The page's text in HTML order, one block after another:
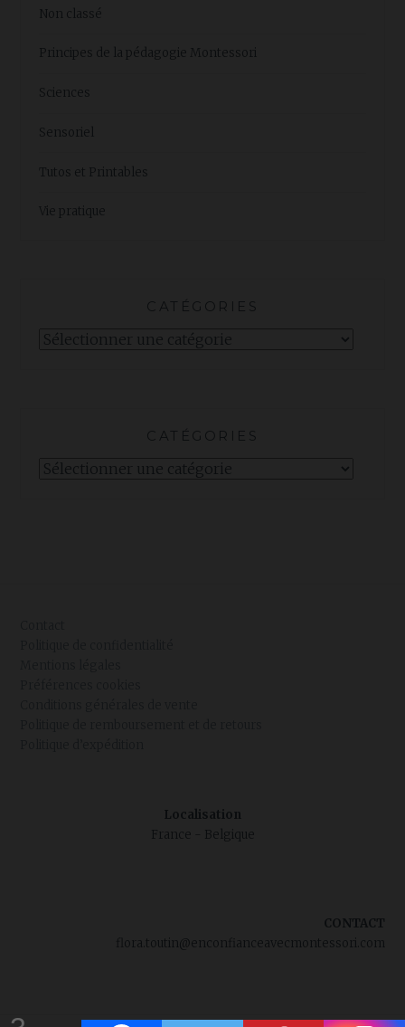
Non classé
Principes de la pédagogie Montessori
Sciences
Sensoriel
Tutos et Printables
Vie pratique
CATÉGORIES
Catégories
CATÉGORIES
Catégories
Localisation
France - Belgique
CONTACT
flora.toutin@enconfianceavecmontessori.com